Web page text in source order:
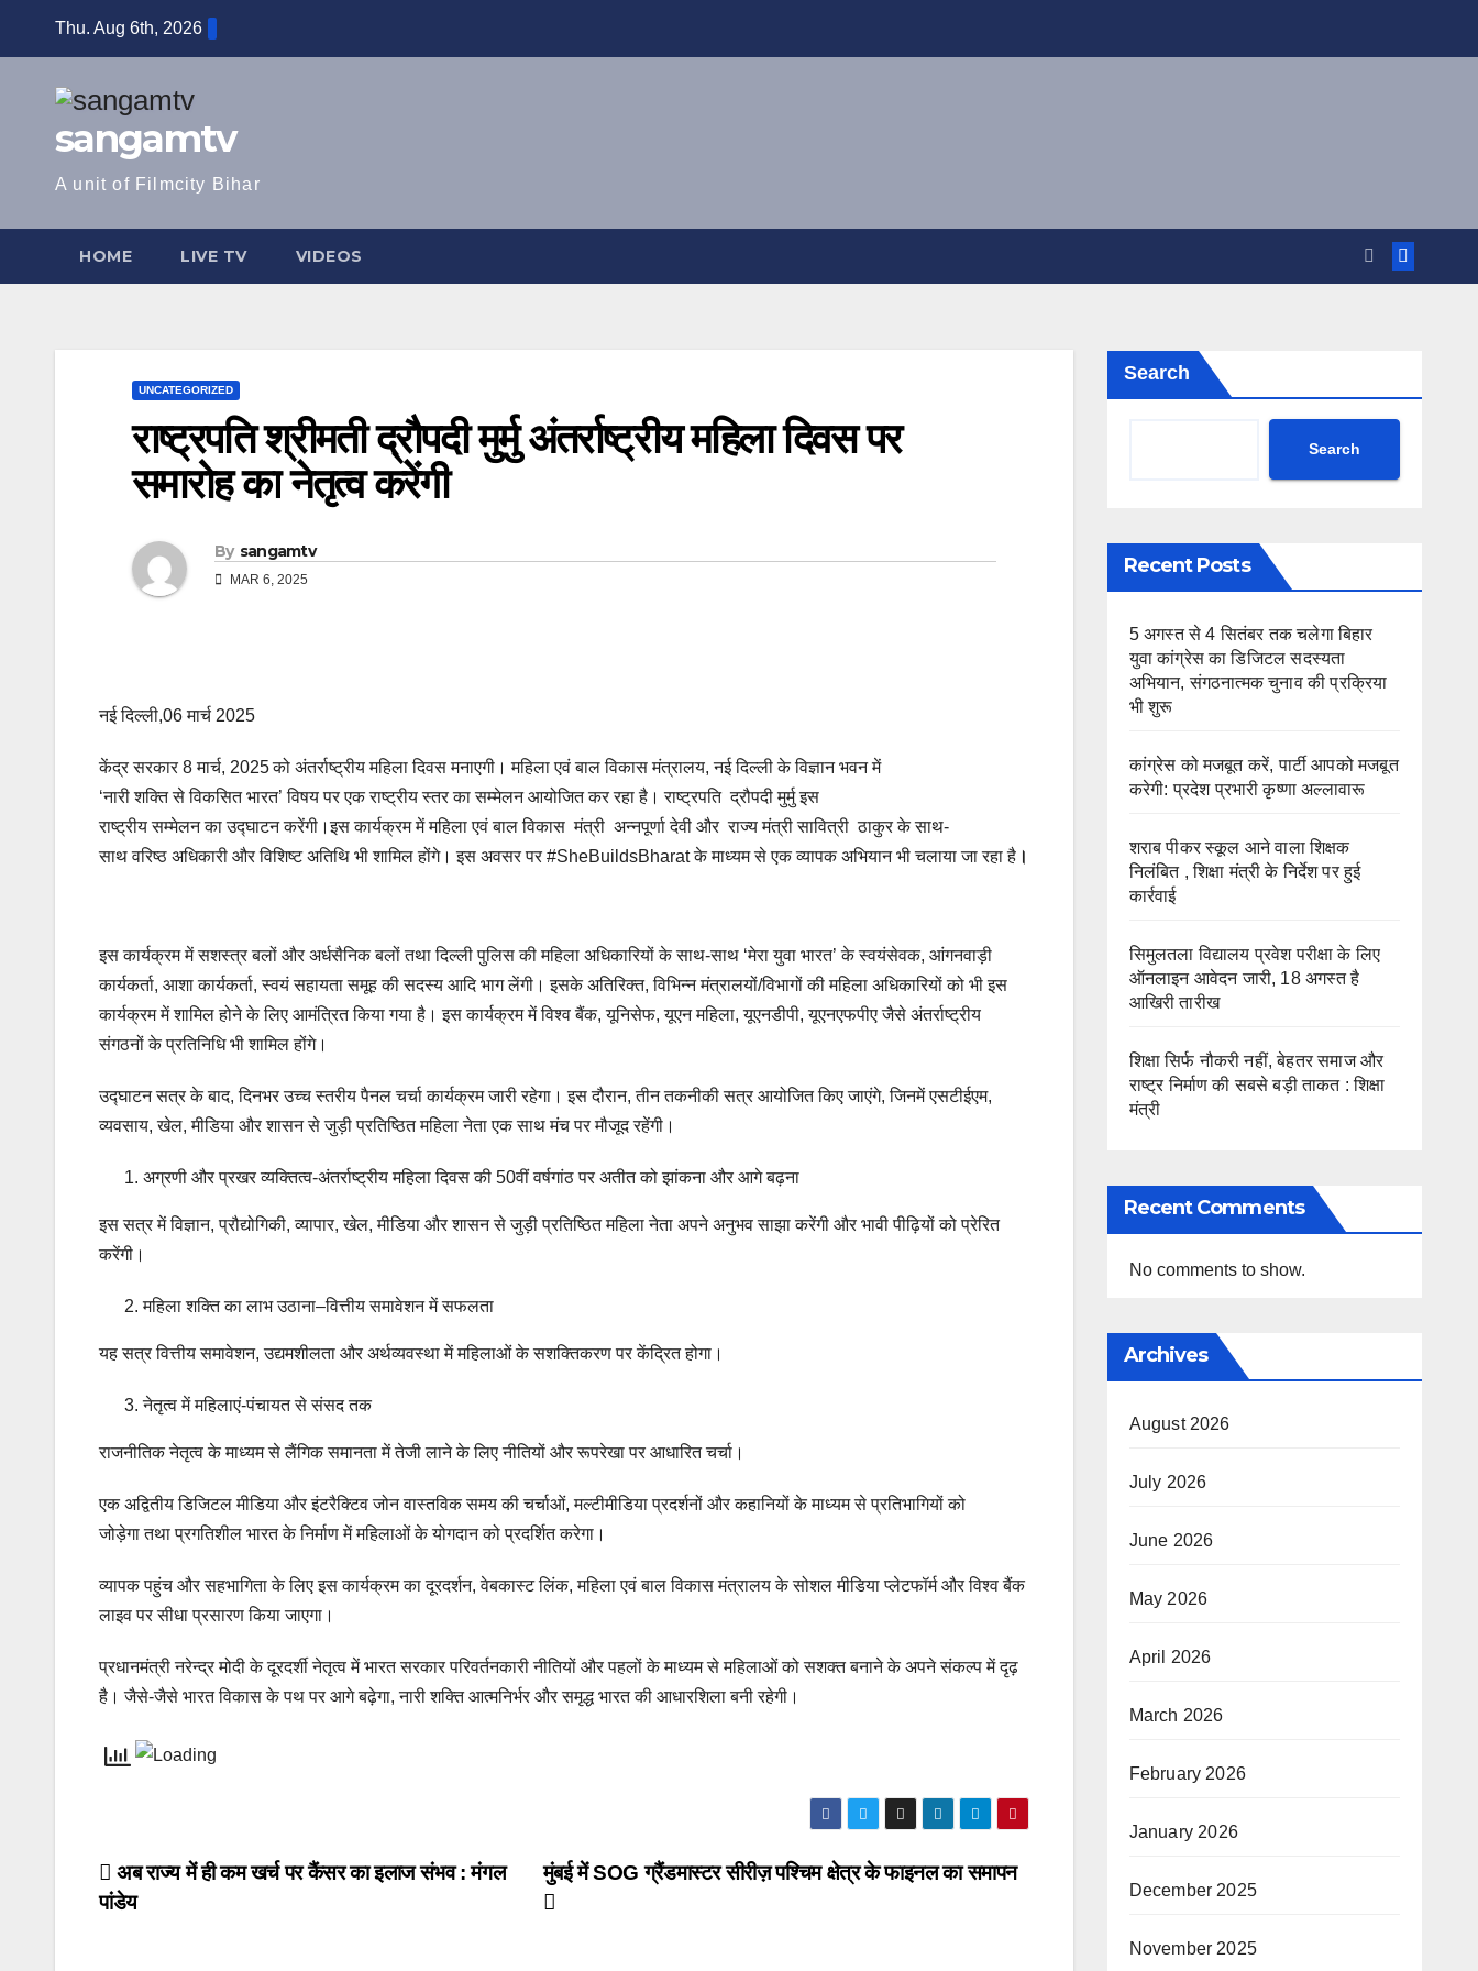
Thu. Aug 6th, 2026
sangamtv
A unit of Filmcity Bihar
HOME LIVE TV VIDEOS
UNCATEGORIZED
राष्ट्रपति श्रीमती द्रौपदी मुर्मु अंतर्राष्ट्रीय महिला दिवस पर
समारोह का नेतृत्व करेंगी
By sangamtv
MAR 6, 2025
नई दिल्ली,06 मार्च 2025
केंद्र सरकार 8 मार्च, 2025को अंतर्राष्ट्रीय महिला दिवस मनाएगी। महिला एवं बाल विकास मंत्रालय, नई दिल्ली के विज्ञान भवन में
‘नारी शक्ति से विकसित भारत’ विषय पर एक राष्ट्रीय स्तर का सम्मेलन आयोजित कर रहा है। राष्ट्रपति द्रौपदी मुर्मु इस
राष्ट्रीय सम्मेलन का उद्घाटन करेंगी।इस कार्यक्रम में महिला एवं बाल विकास मंत्री अन्नपूर्णा देवी और राज्य मंत्री सावित्री ठाकुर के साथ-
साथ वरिष्ठ अधिकारी और विशिष्ट अतिथि भी शामिल होंगे। इस अवसर पर #SheBuildsBharat के माध्यम से एक व्‍यापक अभियान भी चलाया जा रहा है ।
इस कार्यक्रम में सशस्त्र बलों और अर्धसैनिक बलों तथा दिल्ली पुलिस की महिला अधिकारियों के साथ-साथ ‘मेरा युवा भारत’ के स्वयंसेवक, आंगनवाड़ी
कार्यकर्ता, आशा कार्यकर्ता, स्वयं सहायता समूह की सदस्य आदि भाग लेंगी। इसके अतिरिक्त, विभिन्न मंत्रालयों/विभागों की महिला अधिकारियों को भी इस
कार्यक्रम में शामिल होने के लिए आमंत्रित किया गया है। इस कार्यक्रम में विश्व बैंक, यूनिसेफ, यूएन महिला, यूएनडीपी, यूएनएफपीए जैसे अंतर्राष्ट्रीय
संगठनों के प्रतिनिधि भी शामिल होंगे।
उद्घाटन सत्र के बाद, दिनभर उच्च स्तरीय पैनल चर्चा कार्यक्रम जारी रहेगा। इस दौरान, तीन तकनीकी सत्र आयोजित किए जाएंगे, जिनमें एसटीईएम,
व्यवसाय, खेल, मीडिया और शासन से जुड़ी प्रतिष्ठित महिला नेता एक साथ मंच पर मौजूद रहेंगी।
अग्रणी और प्रखर व्यक्तित्व-अंतर्राष्ट्रीय महिला दिवस की 50वीं वर्षगांठ पर अतीत को झांकना और आगे बढ़ना
इस सत्र में विज्ञान, प्रौद्योगिकी, व्यापार, खेल, मीडिया और शासन से जुड़ी प्रतिष्ठित महिला नेता अपने अनुभव साझा करेंगी और भावी पीढ़ियों को प्रेरित
करेंगी।
महिला शक्ति का लाभ उठाना–वित्तीय समावेशन में सफलता
यह सत्र वित्तीय समावेशन, उद्यमशीलता और अर्थव्यवस्था में महिलाओं के सशक्तिकरण पर केंद्रित होगा।
नेतृत्व में महिलाएं-पंचायत से संसद तक
राजनीतिक नेतृत्व के माध्यम से लैंगिक समानता में तेजी लाने के लिए नीतियों और रूपरेखा पर आधारित चर्चा।
एक अद्वितीय डिजिटल मीडिया और इंटरैक्टिव जोन वास्तविक समय की चर्चाओं, मल्टीमीडिया प्रदर्शनों और कहानियों के माध्यम से प्रतिभागियों को
जोड़ेगा तथा प्रगतिशील भारत के निर्माण में महिलाओं के योगदान को प्रदर्शित करेगा।
व्यापक पहुंच और सहभागिता के लिए इस कार्यक्रम का दूरदर्शन, वेबकास्ट लिंक, महिला एवं बाल विकास मंत्रालय के सोशल मीडिया प्लेटफॉर्म और विश्व बैंक
लाइव पर सीधा प्रसारण किया जाएगा।
प्रधानमंत्री नरेन्द्र मोदी के दूरदर्शी नेतृत्व में भारत सरकार परिवर्तनकारी नीतियों और पहलों के माध्यम से महिलाओं को सशक्त बनाने के अपने संकल्‍प में दृढ़
है। जैसे-जैसे भारत विकास के पथ पर आगे बढ़ेगा, नारी शक्ति आत्मनिर्भर और समृद्ध भारत की आधारशिला बनी रहेगी।
Post
मुंबई में SOG ग्रैंडमास्टर सीरीज़ पश्चिम क्षेत्र के फाइनल का समापन
अब राज्य में ही कम खर्च पर कैंसर का इलाज संभव : मंगल
पांडेय
Search
Search
Recent Posts
5 अगस्त से 4 सितंबर तक चलेगा बिहार
युवा कांग्रेस का डिजिटल सदस्यता
अभियान, संगठनात्मक चुनाव की प्रक्रिया
भी शुरू
कांग्रेस को मजबूत करें, पार्टी आपको मजबूत
करेगी: प्रदेश प्रभारी कृष्णा अल्लावारू
शराब पीकर स्कूल आने वाला शिक्षक
निलंबित , शिक्षा मंत्री के निर्देश पर हुई
कार्रवाई
सिमुलतला विद्यालय प्रवेश परीक्षा के लिए
ऑनलाइन आवेदन जारी, 18 अगस्त है
आखिरी तारीख
शिक्षा सिर्फ नौकरी नहीं, बेहतर समाज और
राष्ट्र निर्माण की सबसे बड़ी ताकत : शिक्षा
मंत्री
Recent Comments
No comments to show.
Archives
August 2026
July 2026
June 2026
May 2026
April 2026
March 2026
February 2026
January 2026
December 2025
November 2025